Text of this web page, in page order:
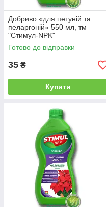
Добриво «для петуній та
пеларгоній» 550 мл, тм
"Стимул-NPK"
Готово до відправки
35 ₴
Купити